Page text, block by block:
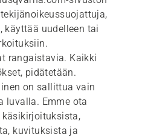
käyttää uudelleen tai
rangaistavia. Kaikki
pidätetään.
on sallittua vain
luvalla. Emme ota
kuvituksista ja